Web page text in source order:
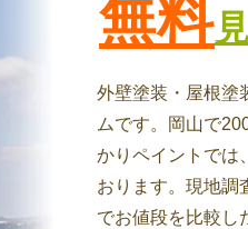
無料
外壁塗装・屋根塗
ムです。岡山で
かりペイントでは
おります。現地調
でお値段を比較し